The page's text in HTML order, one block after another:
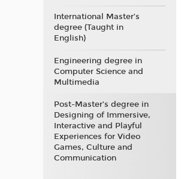
International Master’s
degree (Taught in
English)
Engineering degree in
Computer Science and
Multimedia
Post-Master’s degree in
Designing of Immersive,
Interactive and Playful
Experiences for Video
Games, Culture and
Communication